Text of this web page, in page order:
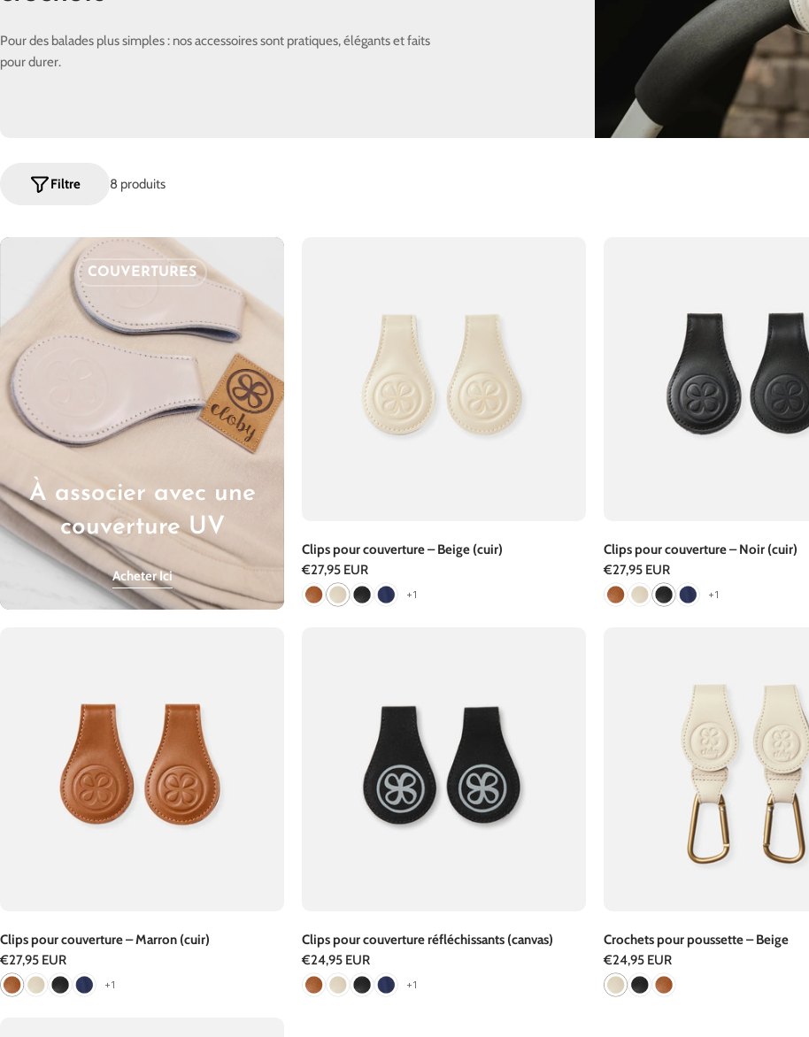
l
l
o
:
Pour des balades plus simples : nos accessoires sont pratiques, élégants et faits
pour durer.
8 produits
Filtre
COUVERTURES
À associer avec une
couverture UV
Acheter Ici
Clips pour couverture – Beige (cuir)
Prix
régulier
€27,95 EUR
+1
Clips pour couverture – Noir (cuir)
Prix
régulier
€27,95 EUR
+1
Clips pour couverture – Marron (cuir)
Prix
régulier
€27,95 EUR
+1
Clips pour couverture réfléchissants (canvas)
Prix
régulier
€24,95 EUR
+1
Crochets pour poussette – Beige
Prix
régulier
€24,95 EUR